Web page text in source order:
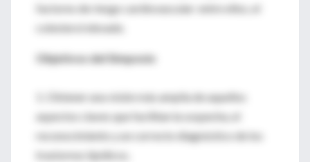
factores de riesgo cardiovascular: entre ellos, el
colesterol elevado.
Objetivos del Simposio
1. Obtener una visión más amplia de aquellos
aspectos claves que facilitan la sospecha, el
reconocimiento y un correcto diagnóstico de los
trastornos lipídicos.